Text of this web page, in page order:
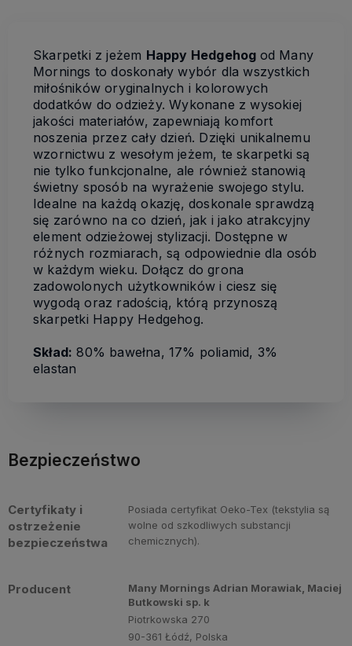
Skarpetki z jeżem Happy Hedgehog od Many
Mornings to doskonały wybór dla wszystkich
miłośników oryginalnych i kolorowych
dodatków do odzieży. Wykonane z wysokiej
jakości materiałów, zapewniają komfort
noszenia przez cały dzień. Dzięki unikalnemu
wzornictwu z wesołym jeżem, te skarpetki są
nie tylko funkcjonalne, ale również stanowią
świetny sposób na wyrażenie swojego stylu.
Idealne na każdą okazję, doskonale sprawdzą
się zarówno na co dzień, jak i jako atrakcyjny
element odzieżowej stylizacji. Dostępne w
różnych rozmiarach, są odpowiednie dla osób
w każdym wieku. Dołącz do grona
zadowolonych użytkowników i ciesz się
wygodą oraz radością, którą przynoszą
skarpetki Happy Hedgehog.
Skład: 80% bawełna, 17% poliamid, 3%
elastan
Bezpieczeństwo
Certyfikaty i
ostrzeżenie
bezpieczeństwa
Posiada certyfikat Oeko-Tex (tekstylia są
wolne od szkodliwych substancji
chemicznych).
Producent
Many Mornings Adrian Morawiak, Maciej
Butkowski sp. k
Piotrkowska 270
90-361 Łódź, Polska